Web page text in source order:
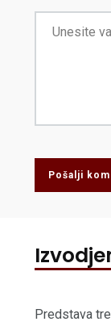
Pošalji
Predstava